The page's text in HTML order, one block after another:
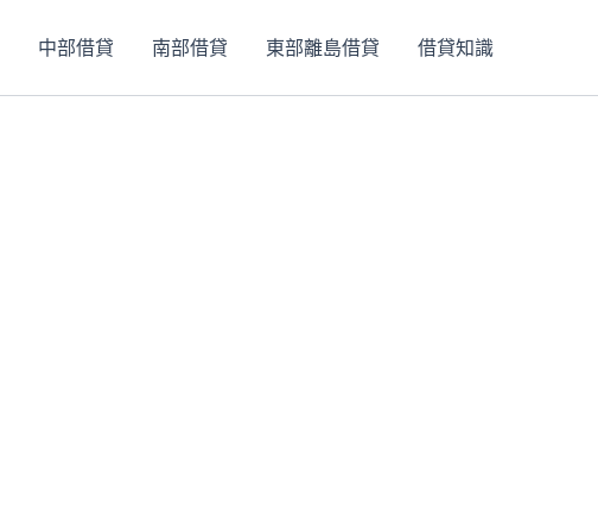
中部借貸 南部借貸 東部離島借貸 借貸知識